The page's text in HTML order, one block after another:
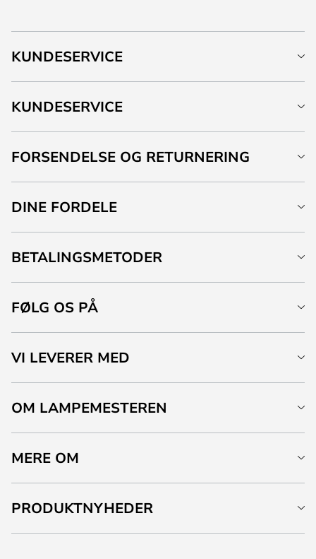
KUNDESERVICE
KUNDESERVICE
FORSENDELSE OG RETURNERING
DINE FORDELE
BETALINGSMETODER
FØLG OS PÅ
VI LEVERER MED
OM LAMPEMESTEREN
MERE OM
PRODUKTNYHEDER